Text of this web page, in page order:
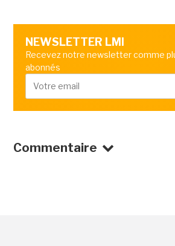
NEWSLETTER LMI
Recevez notre newsletter comme
abonnés
Commentaire